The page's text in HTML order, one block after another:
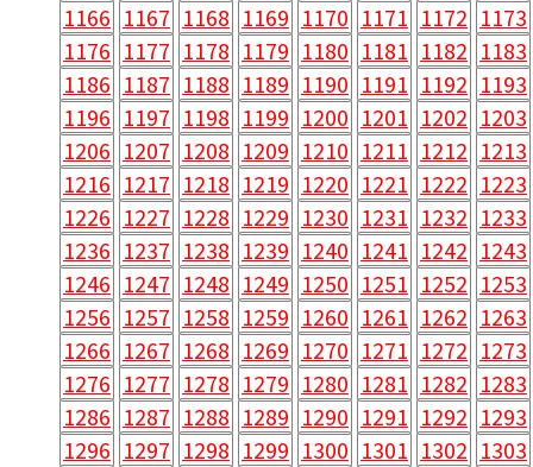
1166 1167 1168 1169 1170 1171 1172 1173
1176 1177 1178 1179 1180 1181 1182 1183
1186 1187 1188 1189 1190 1191 1192 1193
1196 1197 1198 1199 1200 1201 1202 1203
1206 1207 1208 1209 1210 1211 1212 1213
1216 1217 1218 1219 1220 1221 1222 1223
1226 1227 1228 1229 1230 1231 1232 1233
1236 1237 1238 1239 1240 1241 1242 1243
1246 1247 1248 1249 1250 1251 1252 1253
1256 1257 1258 1259 1260 1261 1262 1263
1266 1267 1268 1269 1270 1271 1272 1273
1276 1277 1278 1279 1280 1281 1282 1283
1286 1287 1288 1289 1290 1291 1292 1293
1296 1297 1298 1299 1300 1301 1302 1303